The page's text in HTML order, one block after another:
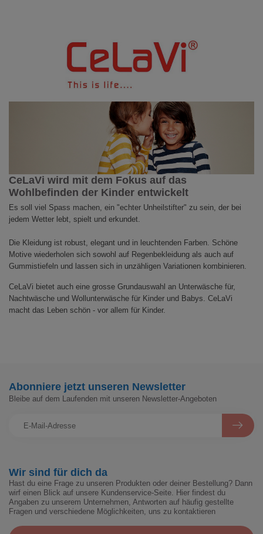
CeLaVi wird mit dem Fokus auf das
Wohlbefinden der Kinder entwickelt
Es soll viel Spass machen, ein "echter Unheilstifter" zu sein, der bei
jedem Wetter lebt, spielt und erkundet.
Die Kleidung ist robust, elegant und in leuchtenden Farben. Schöne
Motive wiederholen sich sowohl auf Regenbekleidung als auch auf
Gummistiefeln und lassen sich in unzähligen Variationen kombinieren.
CeLaVi bietet auch eine grosse Grundauswahl an Unterwäsche für,
Nachtwäsche und Wollunterwäsche für Kinder und Babys. CeLaVi
macht das Leben schön - vor allem für Kinder.
Wir sind für dich da
Hast du eine Frage zu unseren Produkten oder deiner Bestellung? Dann
wirf einen Blick auf unsere Kundenservice-Seite. Hier findest du
Angaben zu unserem Unternehmen, Antworten auf häufig gestellte
Fragen und verschiedene Möglichkeiten, uns zu kontaktieren
Abonniere jetzt unseren Newsletter
Bleibe auf dem Laufenden mit unseren Newsletter-Angeboten